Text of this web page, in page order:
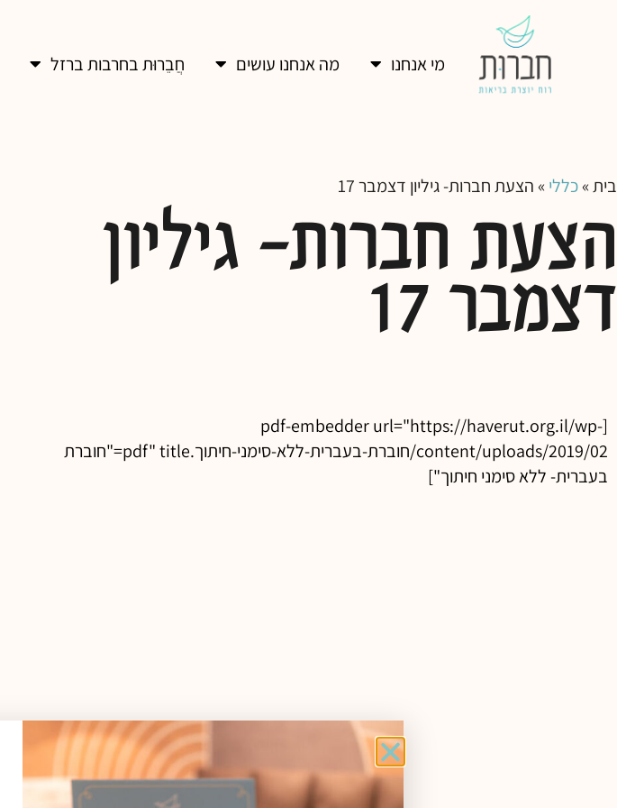
מי אנחנו מה אנחנו עושים חֲבֵרוּת בחרבות ברזל
בית»כללי» הצעת חברות- גיליון דצמבר 17
הצעת חברות- גיליון
דצמבר 17
[pdf-embedder url="https://haverut.org.il/wp-
content/uploads/2019/02/חוברת-בעברית-ללא-סימני-חיתוך.pdf" title="חוברת
בעברית- ללא סימני חיתוך"]